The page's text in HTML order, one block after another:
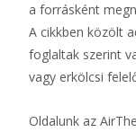
a forrásként
A cikkben közölt
foglaltak szerint
vagy erkölcsi
Oldalunk az